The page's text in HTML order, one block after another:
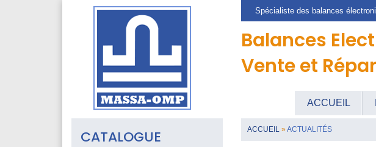
Spécialiste des balances
Balances
Vente et
ACCUEIL
CATALOGUE ACCUEIL »ACTUALITÉS